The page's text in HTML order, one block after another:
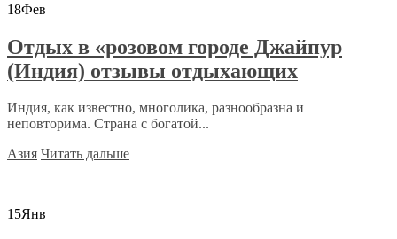
18Фев
Отдых в «розовом городе Джайпур
(Индия) отзывы отдыхающих
Индия, как известно, многолика, разнообразна и
неповторима. Страна с богатой...
Азия Читать дальше
15Янв